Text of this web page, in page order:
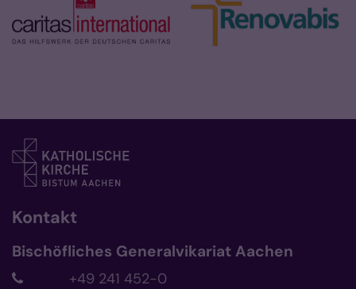
Kontakt
Bischöfliches Generalvikariat Aachen
+49 241 452-0